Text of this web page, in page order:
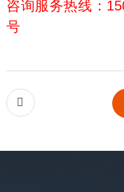
咨询服务热线：
号
